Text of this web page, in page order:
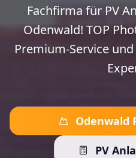
Fachfirma für PV
Odenwald! TOP
Premium-Service
Odenwald
PV